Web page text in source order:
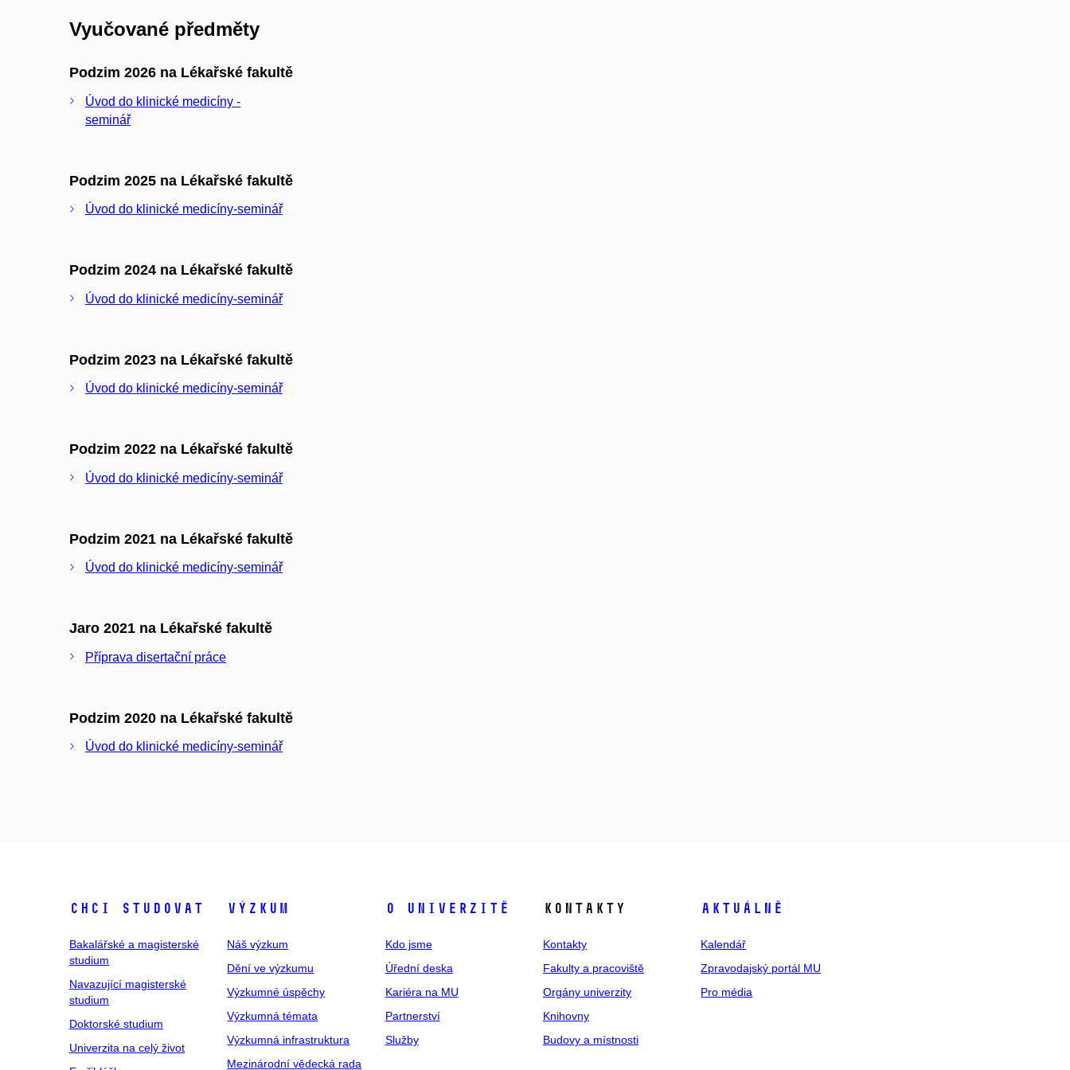
Vyučované předměty
Podzim 2026 na Lékařské fakultě
Úvod do klinické medicíny -
seminář
Podzim 2025 na Lékařské fakultě
Úvod do klinické medicíny-seminář
Podzim 2024 na Lékařské fakultě
Úvod do klinické medicíny-seminář
Podzim 2023 na Lékařské fakultě
Úvod do klinické medicíny-seminář
Podzim 2022 na Lékařské fakultě
Úvod do klinické medicíny-seminář
Podzim 2021 na Lékařské fakultě
Úvod do klinické medicíny-seminář
Jaro 2021 na Lékařské fakultě
Příprava disertační práce
Podzim 2020 na Lékařské fakultě
Úvod do klinické medicíny-seminář
Chci studovat
Bakalářské a magisterské
studium
Navazující magisterské
studium
Doktorské studium
Univerzita na celý život
Výzkum
Náš výzkum
Dění ve výzkumu
Výzkumné úspěchy
Výzkumná témata
Výzkumná infrastruktura
Mezinárodní vědecká rada
O univerzitě
Kdo jsme
Úřední deska
Kariéra na MU
Partnerství
Služby
Kontakty
Kontakty
Fakulty a pracoviště
Orgány univerzity
Knihovny
Budovy a místnosti
Aktuálně
Kalendář
Zpravodajský portál MU
Pro média